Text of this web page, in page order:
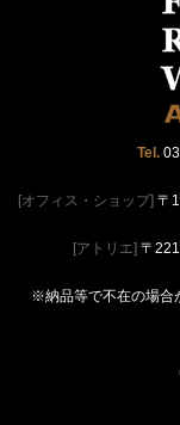
Tel.
[オフィス・ショップ] 〒
[アトリエ] 〒
※納品等で不在の場合